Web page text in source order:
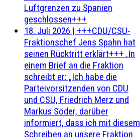
Luftgrenzen zu Spanien
geschlossen+++
18. Juli 2026 | +++CDU/CSU-
Fraktionschef Jens Spahn hat
seinen Rücktritt erklärt+++ .In
einem Brief an die Fraktion
schreibt er: „Ich habe die
Parteivorsitzenden von CDU
und CSU, Friedrich Merz und
Markus Söder, darüber
informiert, dass ich mit diesem
Schreiben an unsere Fraktion